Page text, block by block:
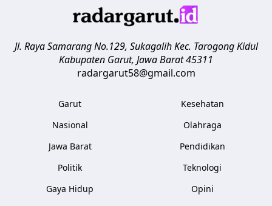
Jl. Raya Samarang No.129, Sukagalih Kec. Tarogong Kidul
Kabupaten Garut, Jawa Barat45311
radargarut58@gmail.com
Garut
Nasional
Jawa Barat
Politik
Gaya Hidup
Kesehatan
Olahraga
Pendidikan
Teknologi
Opini